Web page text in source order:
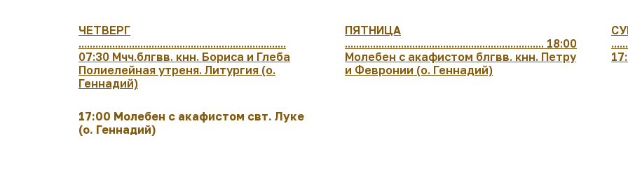
ЧЕТВЕРГ
..........................................................................
07:30 Мчч.блгвв. кнн. Бориса и Глеба
Полиелейная утреня. Литургия (о.
Геннадий)
17:00 Молебен с акафистом свт. Луке
(о. Геннадий)
ПЯТНИЦА
....................................................................... 18:00
Молебен с акафистом блгвв. кнн. Петру
и Февронии (о. Геннадий)